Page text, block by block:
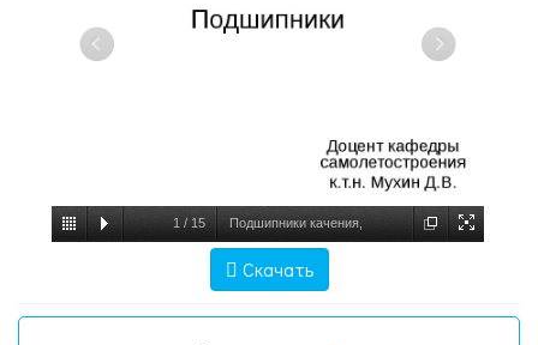
1 / 15 Подшипники качения,
Скачать